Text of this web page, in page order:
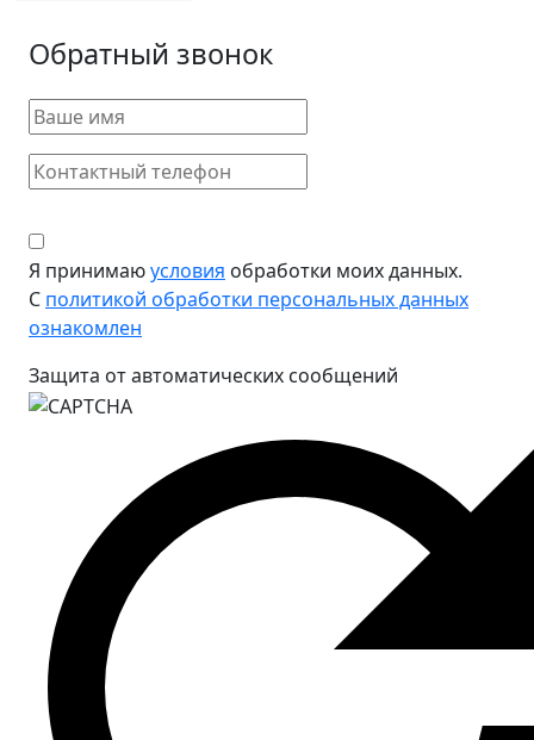
Обратный звонок
Я принимаюусловия обработки моих данных.
С политикой обработки персональных данных
ознакомлен
Защита от автоматических сообщений